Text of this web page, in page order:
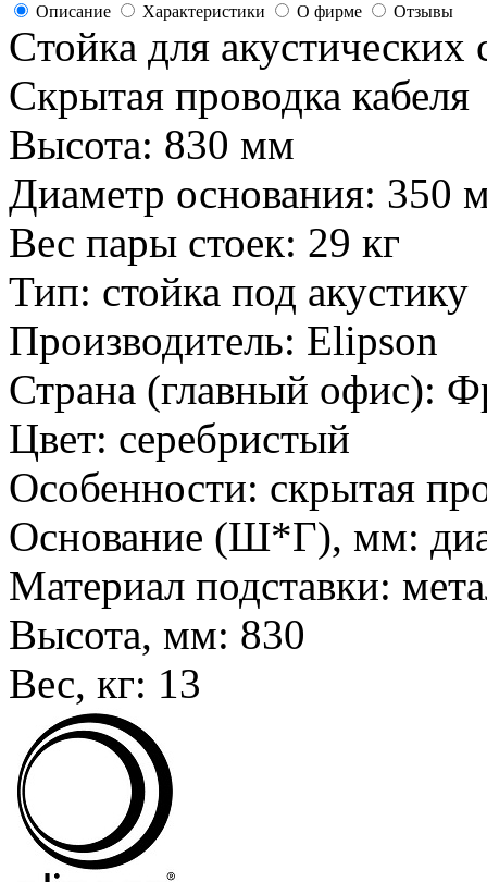
Описание Характеристики О фирме Отзывы
Cтойка для
Скрытая проводка кабеля
Высота: 830 мм
Диаметр основания: 350
Вес пары стоек: 29 кг
Тип: стойка под акустику
Производитель: Elipson
Страна (главный офис):
Цвет: серебристый
Особенности: скрытая
Основание (Ш*Г), мм:
Материал подставки:
Высота, мм: 830
Вес, кг: 13